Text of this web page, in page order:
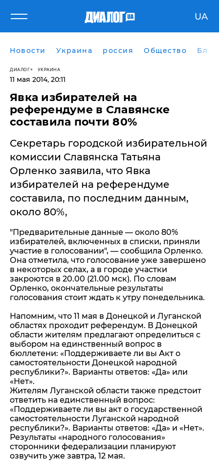
UA
Новости Украина россия Общество
ДИАЛОГ УКРАИНА
11 мая 2014, 20:11
Явка избирателей на
референдуме в Славянске
составила почти 80%
Секретарь городской избирательной
комиссии Славянска Татьяна
Орленко заявила, что Явка
избирателей на референдуме
составила, по последним данным,
около 80%,
"Предварительные данные — около 80%
избирателей, включенных в списки, приняли
участие в голосовании", — сообщила Орленко.
Она отметила, что голосование уже завершено
в некоторых селах, а в городе участки
закроются в 20.00 (21.00 мск). По словам
Орленко, окончательные результаты
голосования стоит ждать к утру понедельника.
Напомним, что 11 мая в Донецкой и Луганской
областях проходит референдум. В Донецкой
области жителям предлагают определиться с
выбором на единственный вопрос в
бюллетени: «Поддерживаете ли вы Акт о
самостоятельности Донецкой народной
республики?». Варианты ответов: «Да» или
«Нет».
Жителям Луганской области также предстоит
ответить на единственный вопрос:
«Поддерживаете ли вы акт о государственной
самостоятельности Луганской народной
республики?». Варианты ответов: «Да» и «Нет».
Результаты «народного голосования»
сторонники федерализации планируют
озвучить уже завтра, 12 мая.